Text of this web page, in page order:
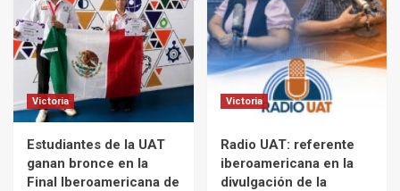
Victoria
Estudiantes de la UAT
ganan bronce en la
Final Iberoamericana de
Victoria
Radio UAT: referente
iberoamericana en la
divulgación de la